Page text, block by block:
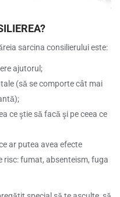
sarcina consilierului este:
ajutorul;
(să se comporte cât mai
ce ştie să facă şi pe ceea ce
ar putea avea efecte
risc: fumat, absenteism, fuga